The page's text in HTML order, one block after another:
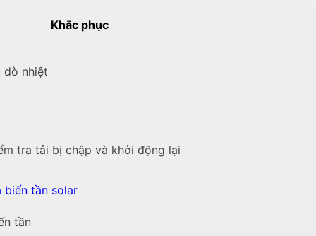
Khắc phục
dò nhiệt
tra tải bị chập và khởi động lại
biến tần solar
tần